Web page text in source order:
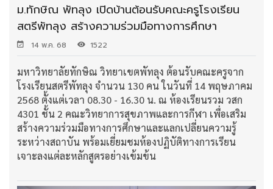
ม.ทักษิณ พัทลุง เปิดบ้านต้อนรับคณะครูโรงเรียน
สตรีพัทลุง สร้างความร่วมมือทางการศึกษา
14 พ.ค. 68 1522
มหาวิทยาลัยทักษิณ วิทยาเขตพัทลุง ต้อนรับคณะครูจาก
โรงเรียนสตรีพัทลุง จำนวน 130 คน ในวันที่ 14 พฤษภาคม
2568 ตั้งแต่เวลา 08.30 - 16.30 น. ณ ห้องเรียนรวม วสก
4301 ชั้น 2 คณะวิทยาการสุขภาพและการกีฬา เพื่อเสริม
สร้างความร่วมมือทางการศึกษาและแลกเปลี่ยนความรู้
ระหว่างสถาบัน พร้อมเยี่ยมชมห้องปฏิบัติทางการเรียน
เจาะลงแต่ละหลักสูตรอย่างเข้มข้น